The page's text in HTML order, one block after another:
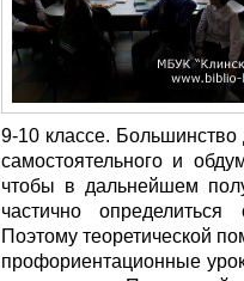
9-10 классе.
самостоятельного и
чтобы в дальнейшем
частично
Поэтому теоретической
профориентационные